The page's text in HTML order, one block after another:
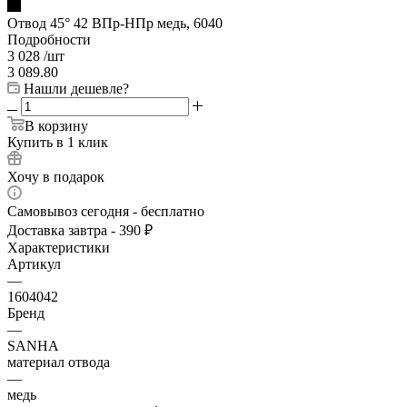
Отвод 45° 42 ВПр-HПр медь, 6040
Подробности
3 028 /шт
3 089.80
Нашли дешевле?
В корзину
Купить в 1 клик
Хочу в подарок
Самовывоз сегодня - бесплатно
Доставка завтра - 390 ₽
Характеристики
Артикул
—
1604042
Бренд
—
SANHA
материал отвода
—
медь